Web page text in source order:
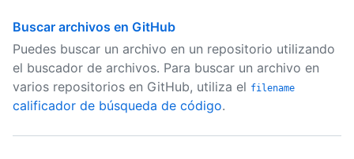
Buscar archivos en GitHub
Puedes buscar un archivo en un repositorio utilizando
el buscador de archivos. Para buscar un archivo en
varios repositorios en GitHub, utiliza el filename
calificador de búsqueda de código.